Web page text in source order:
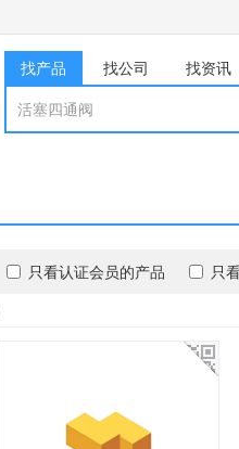
找产品 找公司 找资讯
只看认证会员的产品
只